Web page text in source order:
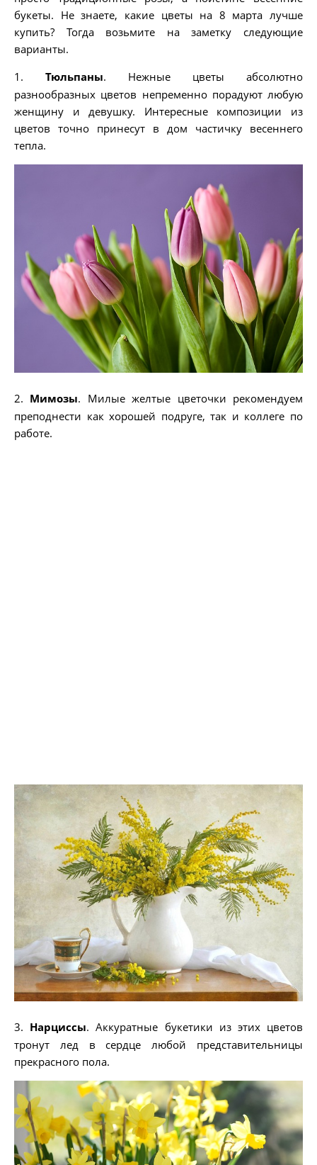
букеты. Не знаете, какие цветы на 8 марта лучше
купить? Тогда возьмите на заметку следующие
варианты.
1. Тюльпаны. Нежные цветы абсолютно
разнообразных цветов непременно порадуют любую
женщину и девушку. Интересные композиции из
цветов точно принесут в дом частичку весеннего
тепла.
2. Мимозы. Милые желтые цветочки рекомендуем
преподнести как хорошей подруге, так и коллеге по
работе.
3. Нарциссы. Аккуратные букетики из этих цветов
тронут лед в сердце любой представительницы
прекрасного пола.